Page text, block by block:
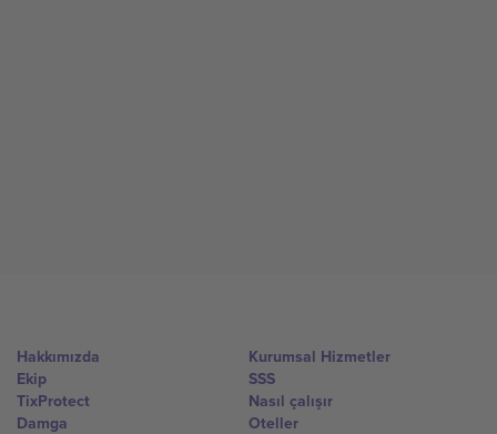
Hakkımızda
Ekip
TixProtect
Damga
Kurumsal Hizmetler
SSS
Nasıl çalışır
Oteller